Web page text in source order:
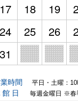
17
18 19
24
25 26
31
時間 平日・土曜：
館 日 毎週金曜日 ※春